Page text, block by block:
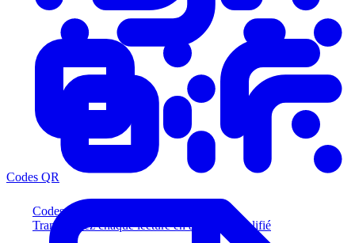
Codes QR
Transformez chaque lecture en acheteur qualifié
Codes QR